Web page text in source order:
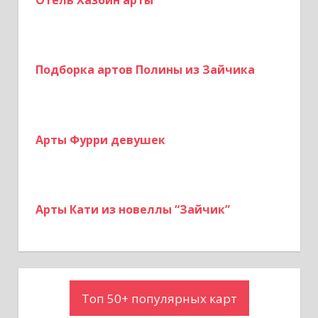
Подборка артов Полины из Зайчика
Арты Фурри девушек
Арты Кати из новеллы “Зайчик”
Топ 50+ популярных карт